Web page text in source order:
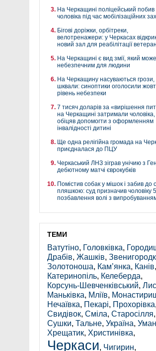
На Черкащині поліцейський побив
чоловіка під час мобілізаційних
Бігові доріжки, орбітреки,
велотренажери: у Черкасах
новий зал для реабілітації
На Черкащині є вид змії, який
небезпечним для людини
На Черкащину насуваються грози,
шквали: синоптики оголосили
рівень небезпеки
7 тисяч доларів за «вирішення
на Черкащині затримали чоловіка,
обіцяв допомогти з оформленням
інвалідності дитині
Ще одна релігійна громада на
приєдналася до ПЦУ
Черкаський ЛНЗ зіграв унічию з
дебютному матчі єврокубків
Помістив собак у мішок і забив до
пляшкою: суд призначив чоловіку 5
позбавлення волі з
ТЕМИ
Ватутіно, Головківка,
Драбів, Жашків,
Золотоноша, Кам’янка, Канів,
Катеринопіль, Келеберда,
Корсунь-Шевченківський,
Маньківка, Мліїв,
Нечаївка, Пекарі, Прохорівка,
Свидівок, Сміла, Старосілля,
Сушки, Тальне, Україна,
Хрещатик, Христинівка,
Черкаси, Чигирин,